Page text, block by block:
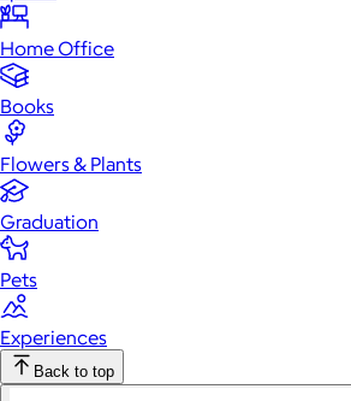
Home Office
Books
Flowers & Plants
Graduation
Pets
Experiences
Back to top